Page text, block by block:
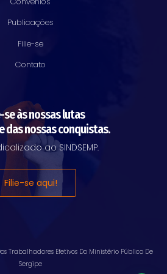
Publicações
Filie-se
Contato
se às nossas lutas
das nossas conquistas.
ao SINDSEMP.
Filie-se aqui!
Trabalhadores Efetivos Do Ministério Público De
Sergipe